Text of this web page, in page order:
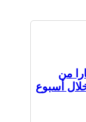
أزيد من 26 قنطارا من
أسبوع